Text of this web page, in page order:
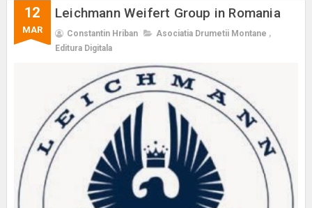
12
MAR
Leichmann Weifert Group in Romania
Constantin Hriban Asociatia Drumetii Montane ,
Editura Digitala